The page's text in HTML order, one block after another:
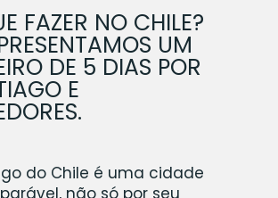
FAZER NO CHILE?
UM
DE 5 DIAS POR
E
do Chile é uma cidade
não só por seu